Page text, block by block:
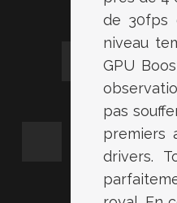
de 30fps
niveau
GPU
pas
premiers
drivers.